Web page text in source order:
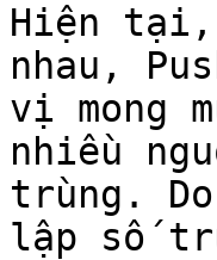
Hiện tại,
nhau,
vị mong
nhiều
trùng.
lập số